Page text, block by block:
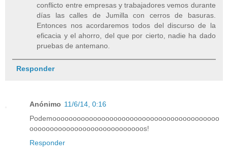
conflicto entre empresas y trabajadores vemos durante
días las calles de Jumilla con cerros de basuras.
Entonces nos acordaremos todos del discurso de la
eficacia y el ahorro, del que por cierto, nadie ha dado
pruebas de antemano.
Responder
Anónimo 11/6/14, 0:16
Podemooooooooooooooooooooooooooooooooooooooooo
oooooooooooooooooooooooooooos!
Responder